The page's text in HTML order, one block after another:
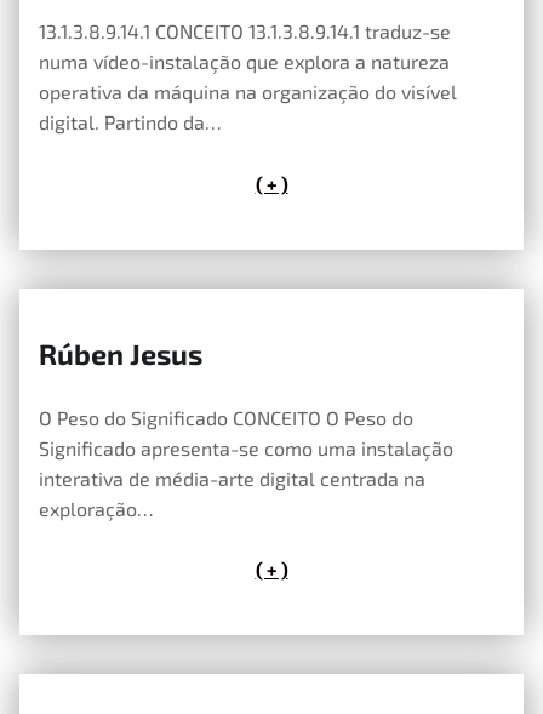
13.1.3.8.9.14.1 CONCEITO 13.1.3.8.9.14.1 traduz-se
numa vídeo-instalação que explora a natureza
operativa da máquina na organização do visível
digital. Partindo da…
( + )
Rúben Jesus
O Peso do Significado CONCEITO O Peso do
Significado apresenta-se como uma instalação
interativa de média-arte digital centrada na
exploração…
( + )